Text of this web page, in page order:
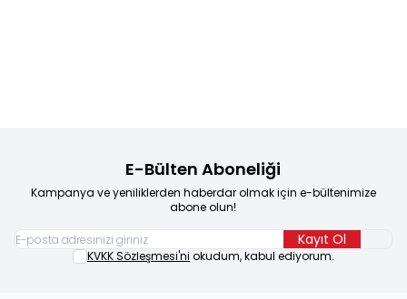
E-Bülten Aboneliği
Kampanya ve yeniliklerden haberdar olmak için e-bültenimize
abone olun!
Kayıt Ol
KVKK Sözleşmesi'ni okudum, kabul ediyorum.